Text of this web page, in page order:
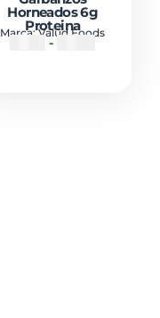
Horneados 6g
Proteina
Marca:Valud Foods
-